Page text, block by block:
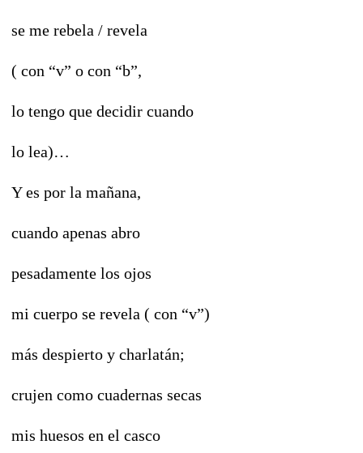
se me rebela / revela
( con “v” o con “b”,
lo tengo que decidir cuando
lo lea)…
Y es por la mañana,
cuando apenas abro
pesadamente los ojos
mi cuerpo se revela ( con “v”)
más despierto y charlatán;
crujen como cuadernas secas
mis huesos en el casco